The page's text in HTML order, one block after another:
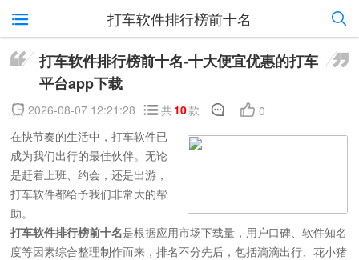
打车软件排行榜前十名
打车软件排行榜前十名-十大便宜优惠的打车
平台app下载
2026-08-07 12:21:28 共10款
0
在快节奏的生活中，打车软件已
成为我们出行的最佳伙伴。无论
是赶着上班、约会，还是出游，
打车软件都给予我们非常大的帮
助。
打车软件排行榜前十名是根据应用市场下载量，用户口碑、软件知名
度等因素综合整理制作而来，排名不分先后，包括滴滴出行、花小猪